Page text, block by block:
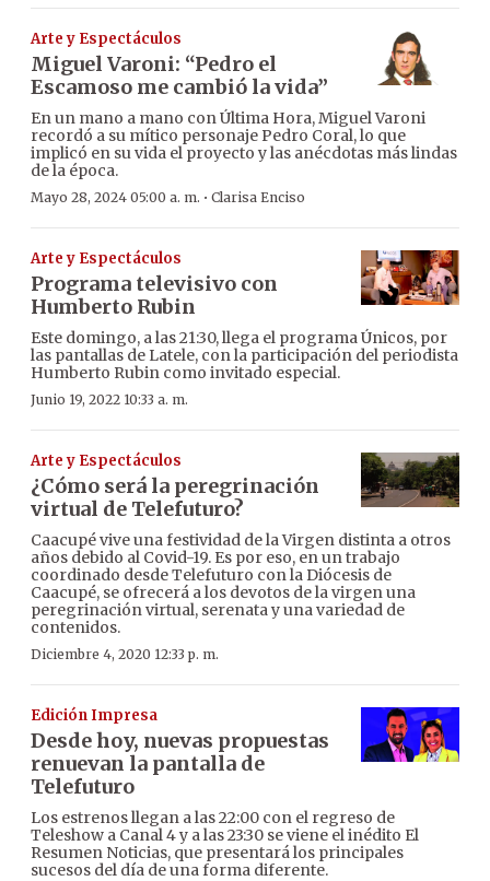
Arte y Espectáculos
Miguel Varoni: “Pedro el
Escamoso me cambió la vida”
En un mano a mano con Última Hora, Miguel Varoni
recordó a su mítico personaje Pedro Coral, lo que
implicó en su vida el proyecto y las anécdotas más lindas
de la época.
Mayo 28, 2024 05:00 a. m. · Clarisa Enciso
Arte y Espectáculos
Programa televisivo con
Humberto Rubin
Este domingo, a las 21:30, llega el programa Únicos, por
las pantallas de Latele, con la participación del periodista
Humberto Rubin como invitado especial.
Junio 19, 2022 10:33 a. m.
Arte y Espectáculos
¿Cómo será la peregrinación
virtual de Telefuturo?
Caacupé vive una festividad de la Virgen distinta a otros
años debido al Covid-19. Es por eso, en un trabajo
coordinado desde Telefuturo con la Diócesis de
Caacupé, se ofrecerá a los devotos de la virgen una
peregrinación virtual, serenata y una variedad de
contenidos.
Diciembre 4, 2020 12:33 p. m.
Edición Impresa
Desde hoy, nuevas propuestas
renuevan la pantalla de
Telefuturo
Los estrenos llegan a las 22:00 con el regreso de
Teleshow a Canal 4 y a las 23:30 se viene el inédito El
Resumen Noticias, que presentará los principales
sucesos del día de una forma diferente.